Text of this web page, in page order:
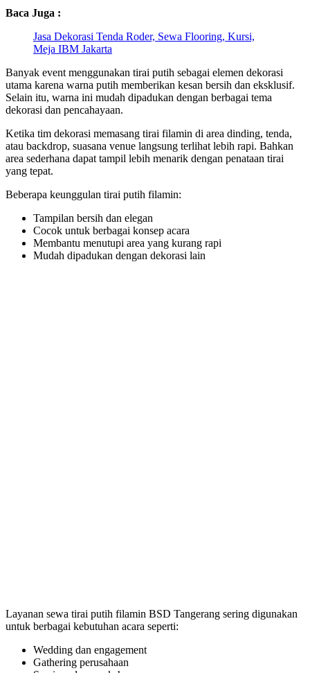
Baca Juga :
Jasa Dekorasi Tenda Roder, Sewa Flooring, Kursi,
Meja IBM Jakarta
Banyak event menggunakan tirai putih sebagai elemen dekorasi
utama karena warna putih memberikan kesan bersih dan eksklusif.
Selain itu, warna ini mudah dipadukan dengan berbagai tema
dekorasi dan pencahayaan.
Ketika tim dekorasi memasang tirai filamin di area dinding, tenda,
atau backdrop, suasana venue langsung terlihat lebih rapi. Bahkan
area sederhana dapat tampil lebih menarik dengan penataan tirai
yang tepat.
Beberapa keunggulan tirai putih filamin:
Tampilan bersih dan elegan
Cocok untuk berbagai konsep acara
Membantu menutupi area yang kurang rapi
Mudah dipadukan dengan dekorasi lain
Layanan sewa tirai putih filamin BSD Tangerang sering digunakan
untuk berbagai kebutuhan acara seperti:
Wedding dan engagement
Gathering perusahaan